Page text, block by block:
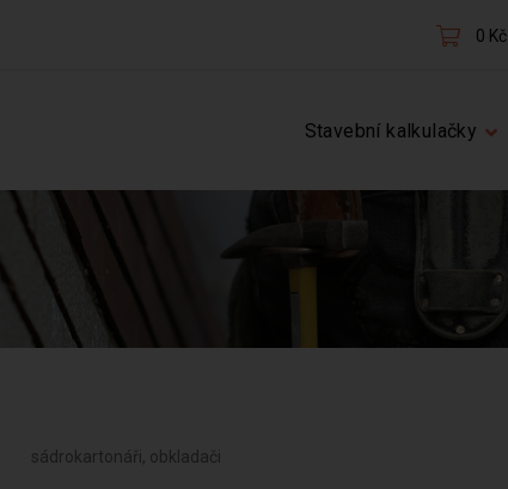
0 Kč
Stavební kalkulačky
sádrokartonáři, obkladači